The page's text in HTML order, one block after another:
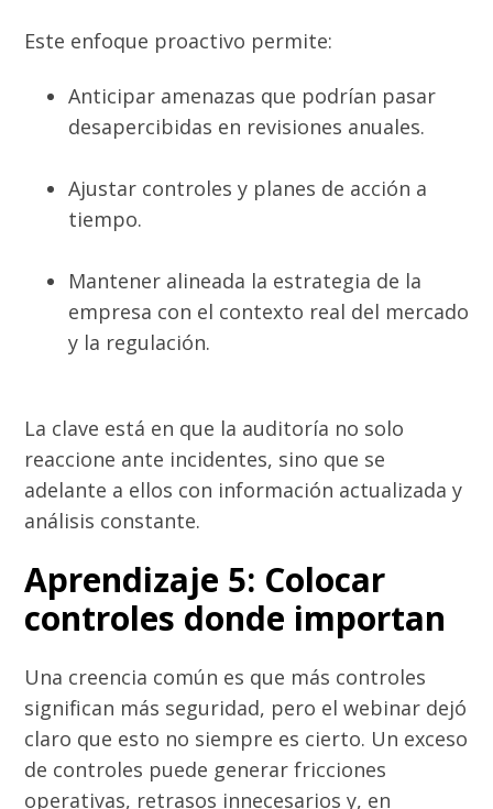
Este enfoque proactivo permite:
Anticipar amenazas que podrían pasar
desapercibidas en revisiones anuales.
Ajustar controles y planes de acción a
tiempo.
Mantener alineada la estrategia de la
empresa con el contexto real del mercado
y la regulación.
La clave está en que la auditoría no solo
reaccione ante incidentes, sino que se
adelante a ellos con información actualizada y
análisis constante.
Aprendizaje 5: Colocar
controles donde importan
Una creencia común es que más controles
significan más seguridad, pero el webinar dejó
claro que esto no siempre es cierto. Un exceso
de controles puede generar fricciones
operativas, retrasos innecesarios y, en